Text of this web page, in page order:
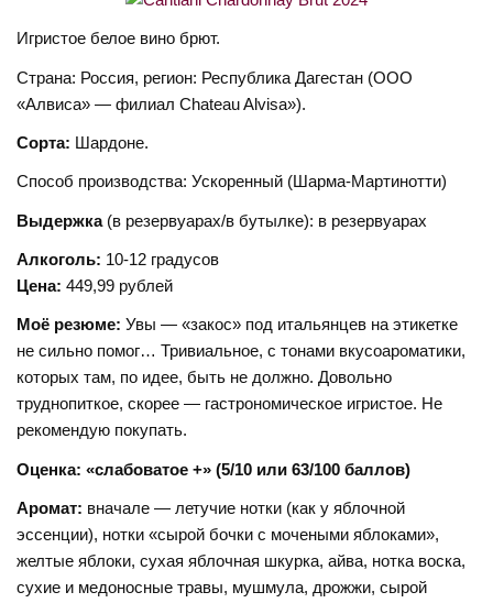
Игристое белое вино брют.
Страна: Россия, регион: Республика Дагестан (ООО
«Алвиса» — филиал Chateau Alvisa»).
Сорта: Шардоне.
Способ производства: Ускоренный (Шарма-Мартинотти)
Выдержка (в резервуарах/в бутылке): в резервуарах
Алкоголь: 10-12 градусов
Цена: 449,99 рублей
Моё резюме: Увы — «закос» под итальянцев на этикетке
не сильно помог… Тривиальное, с тонами вкусоароматики,
которых там, по идее, быть не должно. Довольно
труднопиткое, скорее — гастрономическое игристое. Не
рекомендую покупать.
Оценка: «слабоватое +» (5/10 или 63/100 баллов)
Аромат: вначале — летучие нотки (как у яблочной
эссенции), нотки «сырой бочки с мочеными яблоками»,
желтые яблоки, сухая яблочная шкурка, айва, нотка воска,
сухие и медоносные травы, мушмула, дрожжи, сырой